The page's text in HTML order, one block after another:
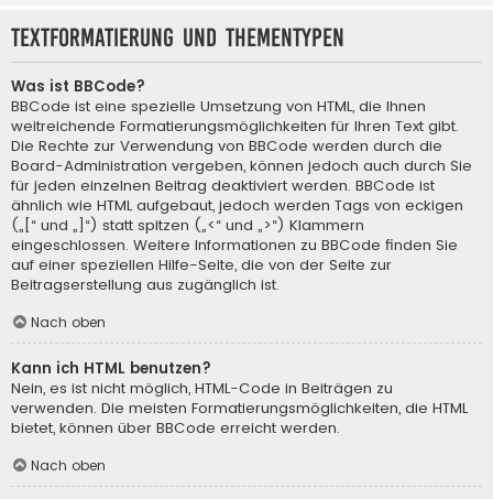
Textformatierung und Thementypen
Was ist BBCode?
BBCode ist eine spezielle Umsetzung von HTML, die Ihnen
weitreichende Formatierungsmöglichkeiten für Ihren Text gibt.
Die Rechte zur Verwendung von BBCode werden durch die
Board-Administration vergeben, können jedoch auch durch Sie
für jeden einzelnen Beitrag deaktiviert werden. BBCode ist
ähnlich wie HTML aufgebaut, jedoch werden Tags von eckigen
(„[“ und „]“) statt spitzen („<“ und „>“) Klammern
eingeschlossen. Weitere Informationen zu BBCode finden Sie
auf einer speziellen Hilfe-Seite, die von der Seite zur
Beitragserstellung aus zugänglich ist.
Nach oben
Kann ich HTML benutzen?
Nein, es ist nicht möglich, HTML-Code in Beiträgen zu
verwenden. Die meisten Formatierungsmöglichkeiten, die HTML
bietet, können über BBCode erreicht werden.
Nach oben